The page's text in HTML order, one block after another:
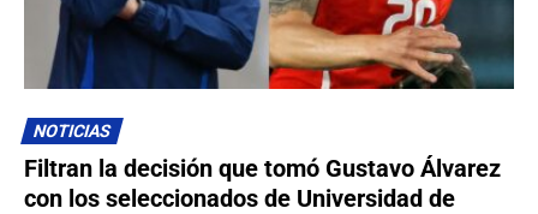
NOTICIAS
Filtran la decisión que tomó Gustavo Álvarez
con los seleccionados de Universidad de